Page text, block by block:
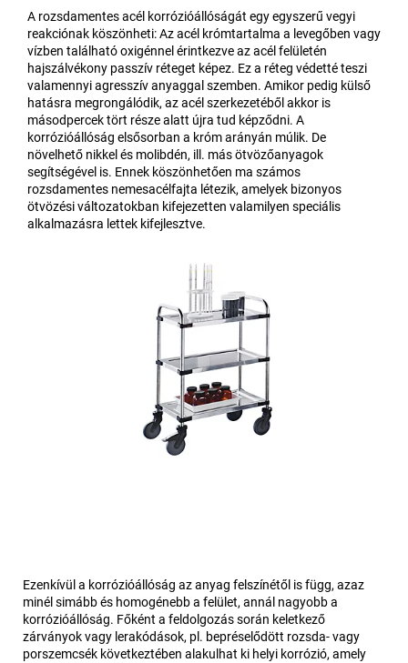
A rozsdamentes acél korrózióállóságát egy egyszerű vegyi
reakciónak köszönheti: Az acél krómtartalma a levegőben vagy
vízben található oxigénnel érintkezve az acél felületén
hajszálvékony passzív réteget képez. Ez a réteg védetté teszi
valamennyi agresszív anyaggal szemben. Amikor pedig külső
hatásra megrongálódik, az acél szerkezetéből akkor is
másodpercek tört része alatt újra tud képződni. A
korrózióállóság elsősorban a króm arányán múlik. De
növelhető nikkel és molibdén, ill. más ötvözőanyagok
segítségével is. Ennek köszönhetően ma számos
rozsdamentes nemesacélfajta létezik, amelyek bizonyos
ötvözési változatokban kifejezetten valamilyen speciális
alkalmazásra lettek kifejlesztve.
Ezenkívül a korrózióállóság az anyag felszínétől is függ, azaz
minél simább és homogénebb a felület, annál nagyobb a
korrózióállóság. Főként a feldolgozás során keletkező
zárványok vagy lerakódások, pl. bepréselődött rozsda- vagy
porszemcsék következtében alakulhat ki helyi korrózió, amely